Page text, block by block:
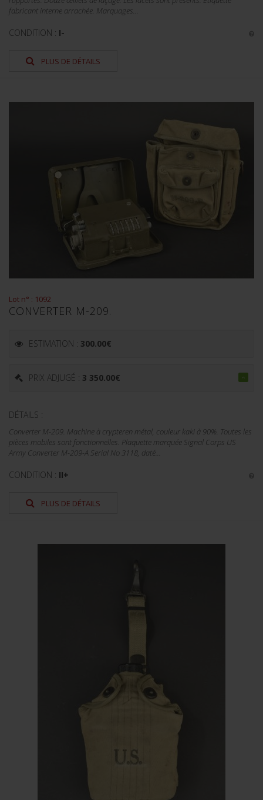
fabricant interne arrachée. Marquages...
CONDITION : I-
PLUS DE DÉTAILS
Lot n° : 1092
CONVERTER M-209.
ESTIMATION : 300.00€
PRIX ADJUGÉ : 3 350.00€
DÉTAILS :
Converter M-209. Machine à crypteren métal, couleur kaki à 90%. Toutes les
pièces mobiles sont fonctionnelles. Plaquette marquée Signal Corps US
Army Converter M-209-A Serial No 3118, daté...
CONDITION : II+
PLUS DE DÉTAILS